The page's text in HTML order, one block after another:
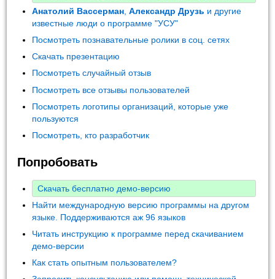
Анатолий Вассерман ,Александр Друзь и другие
известные люди о программе "УСУ"
Посмотреть познавательные ролики в соц. сетях
Скачать презентацию
Посмотреть случайный отзыв
Посмотреть все отзывы пользователей
Посмотреть логотипы организаций, которые уже
пользуются
Посмотреть, кто разработчик
Попробовать
Скачать бесплатно демо-версию
Найти международную версию программы на другом
языке. Поддерживаются аж 96 языков
Читать инструкцию к программе перед скачиванием
демо-версии
Как стать опытным пользователем?